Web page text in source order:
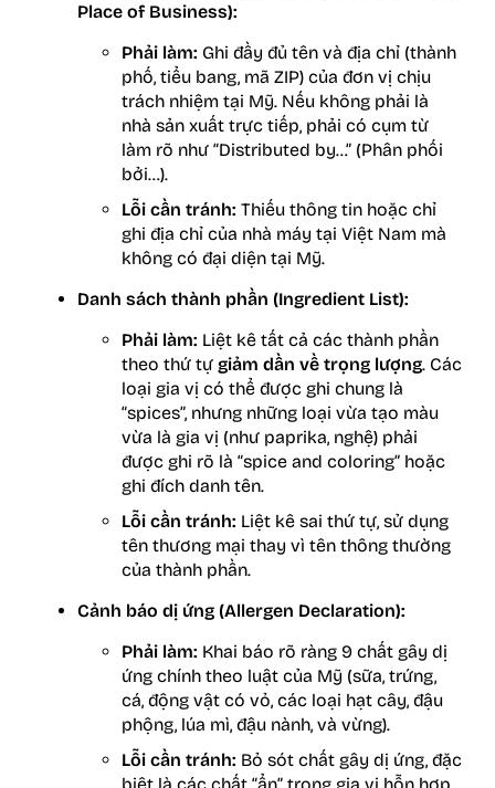
Place of Business):
Phải làm: Ghi đầy đủ tên và địa chỉ (thành
phố, tiểu bang, mã ZIP) của đơn vị chịu
trách nhiệm tại Mỹ. Nếu không phải là
nhà sản xuất trực tiếp, phải có cụm từ
làm rõ như “Distributed by…” (Phân phối
bởi…).
Lỗi cần tránh: Thiếu thông tin hoặc chỉ
ghi địa chỉ của nhà máy tại Việt Nam mà
không có đại diện tại Mỹ.
Danh sách thành phần (Ingredient List):
Phải làm: Liệt kê tất cả các thành phần
theo thứ tự giảm dần về trọng lượng. Các
loại gia vị có thể được ghi chung là
“spices”, nhưng những loại vừa tạo màu
vừa là gia vị (như paprika, nghệ) phải
được ghi rõ là “spice and coloring” hoặc
ghi đích danh tên.
Lỗi cần tránh: Liệt kê sai thứ tự, sử dụng
tên thương mại thay vì tên thông thường
của thành phần.
Cảnh báo dị ứng (Allergen Declaration):
Phải làm: Khai báo rõ ràng 9 chất gây dị
ứng chính theo luật của Mỹ (sữa, trứng,
cá, động vật có vỏ, các loại hạt cây, đậu
phộng, lúa mì, đậu nành, và vừng).
Lỗi cần tránh: Bỏ sót chất gây dị ứng, đặc